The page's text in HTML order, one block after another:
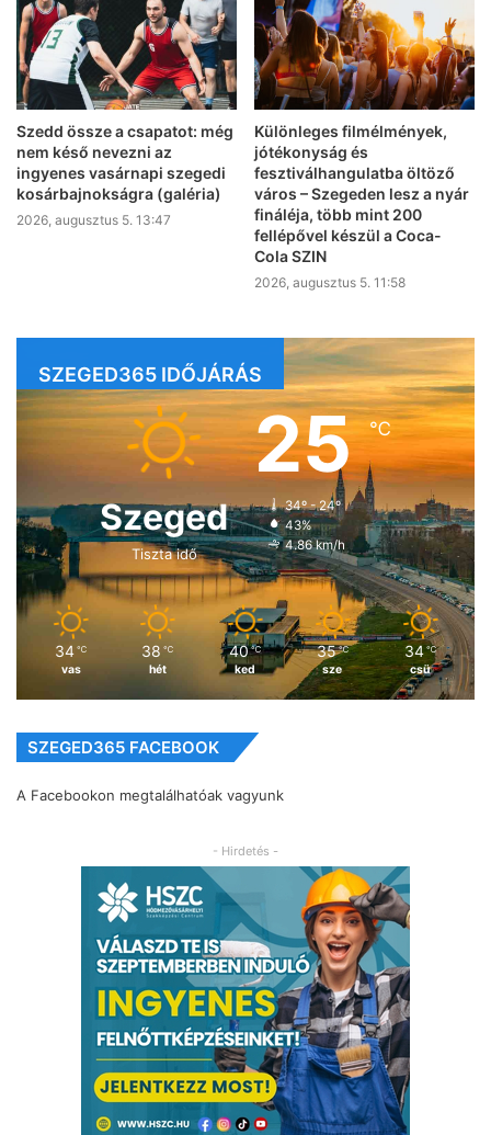
Szedd össze a csapatot: még
nem késő nevezni az
ingyenes vasárnapi szegedi
kosárbajnokságra (galéria)
2026, augusztus 5. 13:47
Különleges filmélmények,
jótékonyság és
fesztiválhangulatba öltöző
város – Szegeden lesz a nyár
fináléja, több mint 200
fellépővel készül a Coca-
Cola SZIN
2026, augusztus 5. 11:58
SZEGED365 IDŐJÁRÁS
Szeged
Tiszta idő
25℃
34º - 24º
43%
4.86 km/h
34 ℃
vas
38 ℃
hét
40 ℃
ked
35 ℃
sze
34 ℃
csü
SZEGED365 FACEBOOK
A Facebookon megtalálhatóak vagyunk
- Hirdetés -